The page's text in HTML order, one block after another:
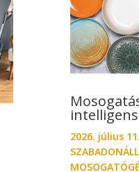
2026. július 11.